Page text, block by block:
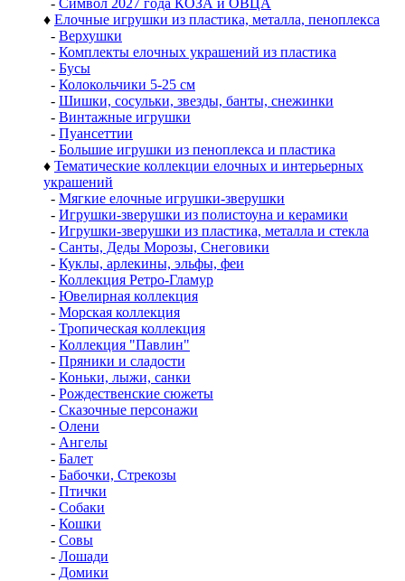
- Символ 2027 года КОЗА и ОВЦА
♦ Елочные игрушки из пластика, металла, пеноплекса
- Верхушки
- Комплекты елочных украшений из пластика
- Бусы
- Колокольчики 5-25 см
- Шишки, сосульки, звезды, банты, снежинки
- Винтажные игрушки
- Пуансеттии
- Большие игрушки из пеноплекса и пластика
♦ Тематические коллекции елочных и интерьерных
украшений
- Мягкие елочные игрушки-зверушки
- Игрушки-зверушки из полистоуна и керамики
- Игрушки-зверушки из пластика, металла и стекла
- Санты, Деды Морозы, Снеговики
- Куклы, арлекины, эльфы, феи
- Коллекция Ретро-Гламур
- Ювелирная коллекция
- Морская коллекция
- Тропическая коллекция
- Коллекция "Павлин"
- Пряники и сладости
- Коньки, лыжи, санки
- Рождественские сюжеты
- Сказочные персонажи
- Олени
- Ангелы
- Балет
- Бабочки, Стрекозы
- Птички
- Собаки
- Кошки
- Совы
- Лошади
- Домики